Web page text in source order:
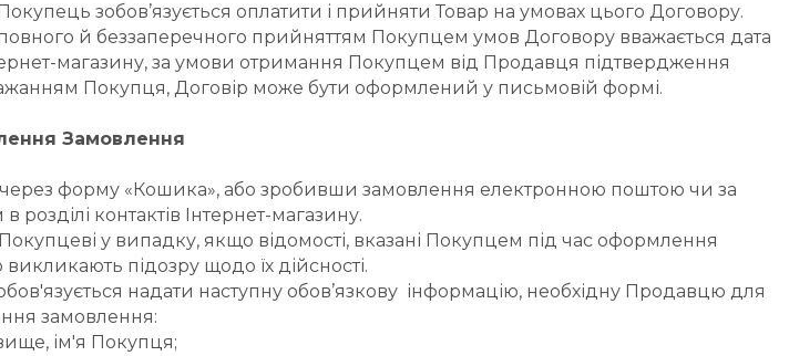
зобов’язується оплатити і прийняти Товар на умовах цього Договору.
й беззаперечного прийняттям Покупцем умов Договору вважається дата
магазину, за умови отримання Покупцем від Продавця підтвердження
Покупця, Договір може бути оформлений у письмовій формі.
Замовлення
форму «Кошика», або зробивши замовлення електронною поштою чи за
контактів Інтернет-магазину.
у випадку, якщо відомості, вказані Покупцем під час оформлення
підозру щодо їх дійсності.
надати наступну обов’язкову  інформацію, необхідну Продавцю для
замовлення:
ім'я Покупця;